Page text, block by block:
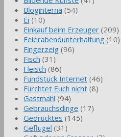
Bloginterna (54)
Ei (10)
Einkauf beim Erzeuger (209)
Feierabendunterhaltung (10)
Fingerzeig (96)
Fisch (31)
Fleisch (86)
Fundstück Internet (46)
Fürchtet Euch nicht (8)
Gastmahl (94)
Gebrauchsdinge (17)
Gedrucktes (145)
Geflügel (31)